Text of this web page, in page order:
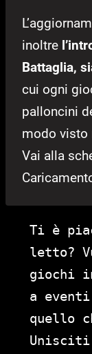
inoltre
Battaglia,
cui ogni
palloncini
modo visto
Vai alla
Ti è
letto?
giochi
a
quello